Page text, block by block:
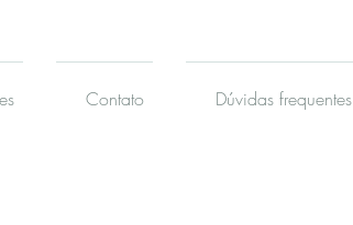
Contato Dúvidas frequentes